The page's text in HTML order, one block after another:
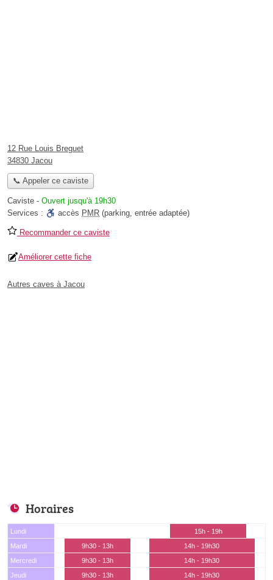
12 Rue Louis Breguet
34830 Jacou
📞 Appeler ce caviste
Caviste - Ouvert jusqu'à 19h30
Services :
accès PMR (parking, entrée adaptée)
Recommander ce caviste
Améliorer cette fiche
Autres caves à Jacou
Horaires
Lundi
15h - 19h
Mardi
9h30 - 13h
14h - 19h30
Mercredi
9h30 - 13h
14h - 19h30
Jeudi
9h30 - 13h
14h - 19h30